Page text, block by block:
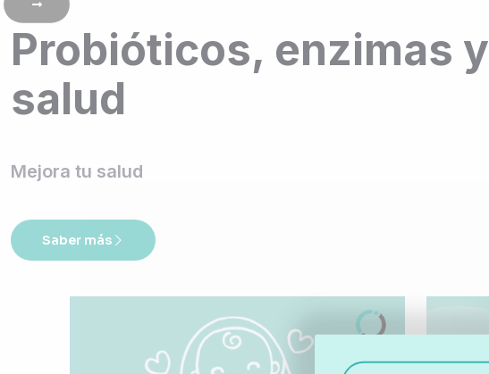
Probióticos, enzimas y
salud
Mejora tu salud
Saber más